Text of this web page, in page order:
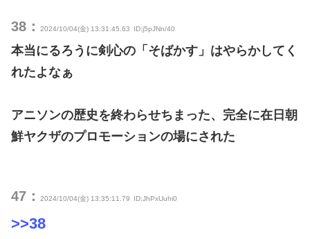
38： 2024/10/04(金) 13:31:45.63 ID:j5pJNn/40
本当にるろうに剣心の「そばかす」はやらかしてく
れたよなぁ
アニソンの歴史を終わらせちまった、完全に在日朝
鮮ヤクザのプロモーションの場にされた
47： 2024/10/04(金) 13:35:11.79 ID:JhPxUuhi0
>>38